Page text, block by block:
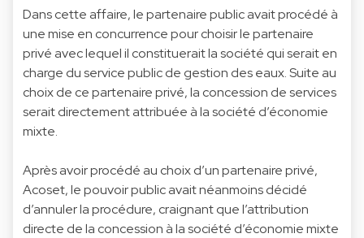
Dans cette affaire, le partenaire public avait procédé à
une mise en concurrence pour choisir le partenaire
privé avec lequel il constituerait la société qui serait en
charge du service public de gestion des eaux. Suite au
choix de ce partenaire privé, la concession de services
serait directement attribuée à la société d’économie
mixte.
Après avoir procédé au choix d’un partenaire privé,
Acoset, le pouvoir public avait néanmoins décidé
d’annuler la procédure, craignant que l’attribution
directe de la concession à la société d’économie mixte